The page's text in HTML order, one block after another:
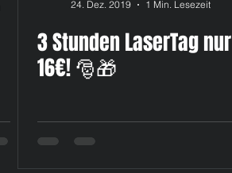
24. Dez. 2019
1 Min. Lesezeit
3 Stunden LaserTag nur
16€! 🎅🎁